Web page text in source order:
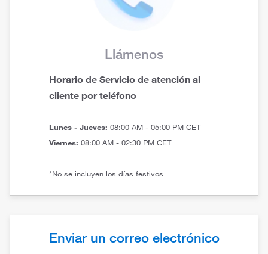
Llámenos
Horario de Servicio de atención al
cliente por teléfono
Lunes - Jueves: 08:00 AM - 05:00 PM CET
Viernes: 08:00 AM - 02:30 PM CET
*No se incluyen los días festivos
Enviar un correo electrónico